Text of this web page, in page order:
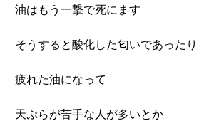
油はもう一撃で死にます
そうすると酸化した匂いであったり
疲れた油になって
天ぷらが苦手な人が多いとか